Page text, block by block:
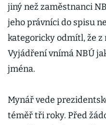
jiný než zaměstnanci
jeho právníci do spisu
kategoricky odmítl, že
Vyjádření vnímá NBÚ
jména.
Mynář vede
téměř tři roky. Před